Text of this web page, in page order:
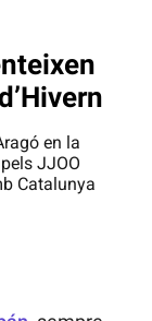
en la
JJOO
Catalunya